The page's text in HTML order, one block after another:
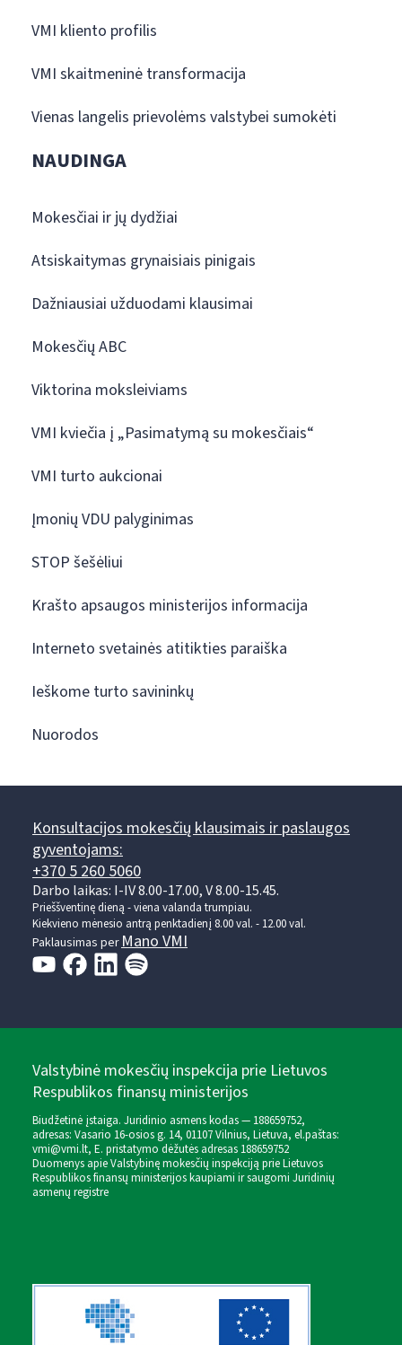
VMI kliento profilis
VMI skaitmeninė transformacija
Vienas langelis prievolėms valstybei sumokėti
NAUDINGA
Mokesčiai ir jų dydžiai
Atsiskaitymas grynaisiais pinigais
Dažniausiai užduodami klausimai
Mokesčių ABC
Viktorina moksleiviams
VMI kviečia į „Pasimatymą su mokesčiais“
VMI turto aukcionai
Įmonių VDU palyginimas
STOP šešėliui
Krašto apsaugos ministerijos informacija
Interneto svetainės atitikties paraiška
Ieškome turto savininkų
Nuorodos
Konsultacijos mokesčių klausimais ir paslaugos
gyventojams:
+370 5 260 5060
Darbo laikas: I-IV 8.00-17.00, V 8.00-15.45.
Prieššventinę dieną - viena valanda trumpiau.
Kiekvieno mėnesio antrą penktadienį 8.00 val. - 12.00 val.
Paklausimas perMano VMI
Valstybinė mokesčių inspekcija prie Lietuvos
Respublikos finansų ministerijos
Biudžetinė įstaiga. Juridinio asmens kodas — 188659752,
adresas: Vasario 16-osios g. 14, 01107 Vilnius, Lietuva, el.paštas:
vmi@vmi.lt, E. pristatymo dėžutės adresas 188659752
Duomenys apie Valstybinę mokesčių inspekciją prie Lietuvos
Respublikos finansų ministerijos kaupiami ir saugomi Juridinių
asmenų registre